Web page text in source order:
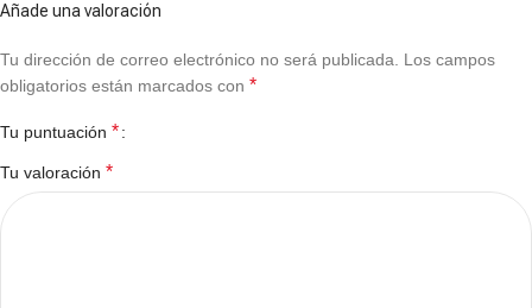
Añade una valoración
Tu dirección de correo electrónico no será publicada.
Los campos
obligatorios están marcados con *
Tu puntuación *
Tu valoración *